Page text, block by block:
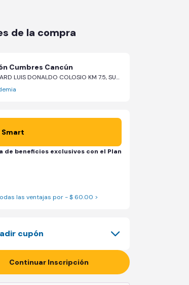
de la compra
Cumbres Cancún
BOULEVARD LUIS DONALDO COLOSIO KM 7.5, SUPERMANZANA 310, LOTE 4 PB L4-B, 7 - Cancún, Quintana Roo
Smart
de beneficios exclusivos con el Plan
las ventajas por - $ 60.00 >
cupón
Continuar Inscripción